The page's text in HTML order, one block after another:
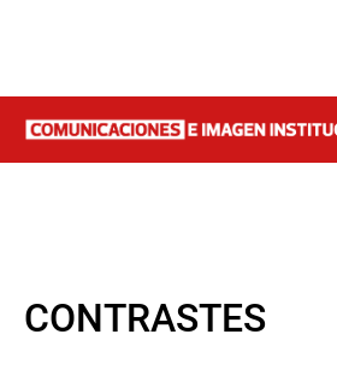
CONTRASTES